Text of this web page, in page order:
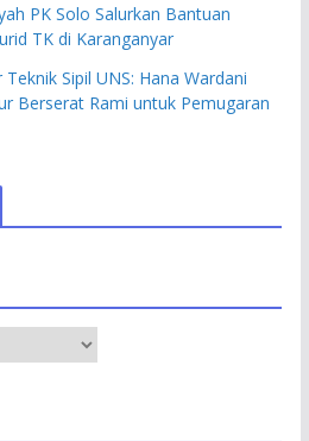
PK Solo Salurkan Bantuan
TK di Karanganyar
Sipil UNS: Hana Wardani
Berserat Rami untuk Pemugaran